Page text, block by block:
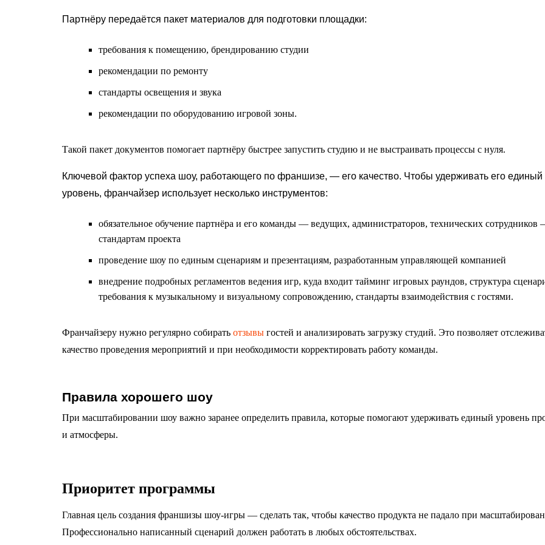
Партнёру передаётся пакет материалов для подготовки площадки:
требования к помещению, брендированию студии
рекомендации по ремонту
стандарты освещения и звука
рекомендации по оборудованию игровой зоны.
Такой пакет документов помогает партнёру быстрее запустить студию и не выстраивать процессы с нуля.
Ключевой фактор успеха шоу, работающего по франшизе, — его качество. Чтобы удерживать его единый
уровень, франчайзер использует несколько инструментов:
обязательное обучение партнёра и его команды — ведущих, администраторов, технических сотрудников
стандартам проекта
проведение шоу по единым сценариям и презентациям, разработанным управляющей компанией
внедрение подробных регламентов ведения игр, куда входит тайминг игровых раундов, структура
требования к музыкальному и визуальному сопровождению, стандарты взаимодействия с гостями.
Франчайзеру нужно регулярно собирать отзывы гостей и анализировать загрузку студий. Это позволяет
качество проведения мероприятий и при необходимости корректировать работу команды.
Правила хорошего шоу
При масштабировании шоу важно заранее определить правила, которые помогают удерживать единый уровень
и атмосферы.
Приоритет программы
Главная цель создания франшизы шоу-игры — сделать так, чтобы качество продукта не падало при
Профессионально написанный сценарий должен работать в любых обстоятельствах.